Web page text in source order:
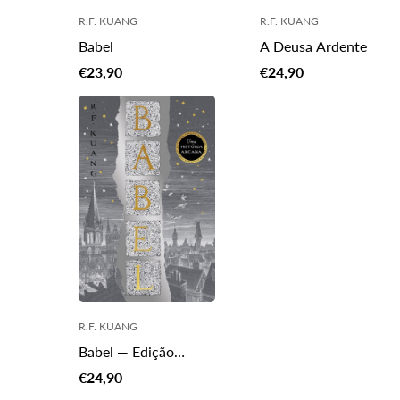
R.F. KUANG
Babel
Translation
missing:
pt-
PT.products.product.price.regular_price
€23,90
R.F. KUANG
A Deusa Ardente
Translation
€24,90
R.F. KUANG
Babel — Edição
Ilustrada
Translation
€24,90